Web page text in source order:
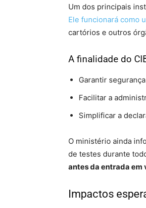
Um dos principais
Ele funcionará como
cartórios e outros
A finalidade do
Garantir
Facilitar a
Simplificar a
O ministério ainda
de testes durante
antes da entrada em
Impactos